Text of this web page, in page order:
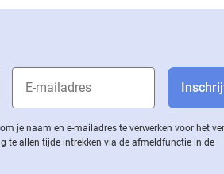
je naam en e-mailadres te verwerken voor het
te allen tijde intrekken via de af­meld­func­tie in de